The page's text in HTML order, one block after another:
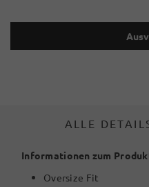
ALLE
Informationen zum
Oversize Fit